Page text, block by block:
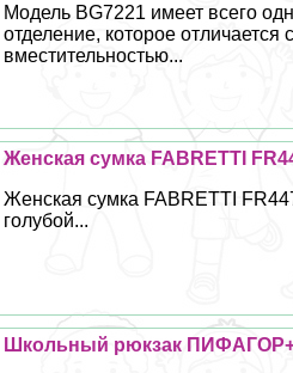
Модель BG7221 имеет всего
отделение, которое отличается
вместительностью...
Женская сумка FABRETTI
Женская сумка FABRETTI
гoлyбой...
Школьный рюкзак